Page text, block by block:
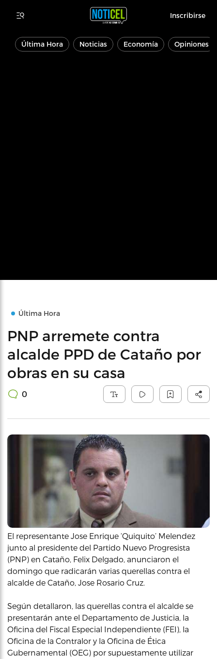
Inscribirse
Última Hora Noticias Economía Opiniones
Última Hora
PNP arremete contra
alcalde PPD de Cataño por
obras en su casa
0
El representante Jose Enrique ‘Quiquito’ Melendez
junto al presidente del Partido Nuevo Progresista
(PNP) en Cataño, Felix Delgado, anunciaron el
domingo que radicarán varias querellas contra el
alcalde de Cataño, Jose Rosario Cruz.
Según detallaron, las querellas contra el alcalde se
presentarán ante el Departamento de Justicia, la
Oficina del Fiscal Especial Independiente (FEI), la
Oficina de la Contralor y la Oficina de Ética
Gubernamental (OEG) por supuestamente utilizar